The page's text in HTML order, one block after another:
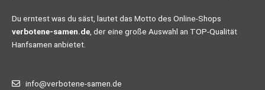
Du erntest was du säst, lautet das Motto des Online-Shops
verbotene-samen.de, der eine große Auswahl an TOP-Qualität
Hanfsamen anbietet.
info@verbotene-samen.de